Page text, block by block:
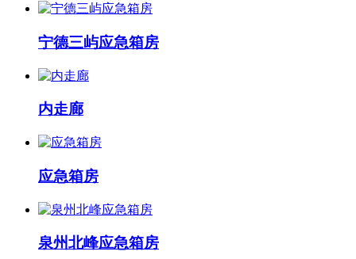
宁德三屿应急箱房
内走廊
应急箱房
泉州北峰应急箱房